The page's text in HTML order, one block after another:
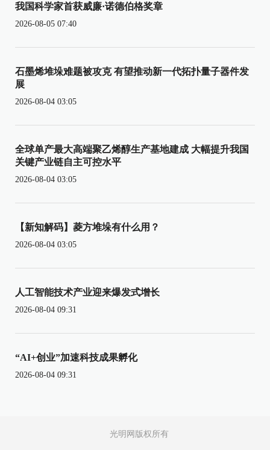
我国科学家首获威廉·诺德伯格奖章
2026-08-05 07:40
石墨烯堆垛难题被攻克 有望推动新一代拓扑量子器件发
展
2026-08-04 03:05
全球单产最大高端聚乙烯醇生产基地建成 大幅提升我国
关键产业链自主可控水平
2026-08-04 03:05
【新知解码】菱方堆垛有什么用？
2026-08-04 03:05
人工智能技术产业迎来爆发式增长
2026-08-04 09:31
“AI+创业”加速科技成果孵化
2026-08-04 09:31
光明网版权所有